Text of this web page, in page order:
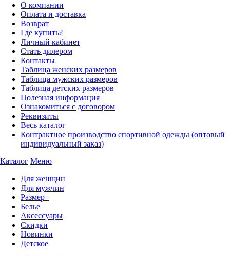
О компании
Оплата и доставка
Возврат
Где купить?
Личный кабинет
Стать дилером
Контакты
Таблица женских размеров
Таблица мужских размеров
Таблица детских размеров
Полезная информация
Ознакомиться с договором
Реквизиты
Весь каталог
Контрактное производство спортивной одежды (оптовый
индивидуальный заказ)
Каталог Меню
Для женщин
Для мужчин
Размер+
Белье
Аксессуары
Скидки
Новинки
Детское